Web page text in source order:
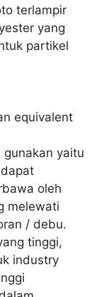
terlampir
yang
partikel
equivalent
yaitu
oleh
melewati
/ debu.
tinggi,
industry